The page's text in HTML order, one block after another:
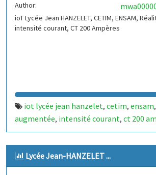
Author:
ioT Lycée Jean HANZELET, CETIM, ENSAM,
intensité courant, CT 200 Ampères
iot lycée jean hanzelet, cetim, ensam,
augmentée, intensité courant, ct 200
Lycée Jean-HANZELET ...